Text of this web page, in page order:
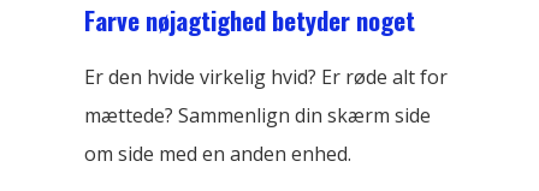
Farve nøjagtighed betyder noget
Er den hvide virkelig hvid? Er røde alt for
mættede? Sammenlign din skærm side
om side med en anden enhed.